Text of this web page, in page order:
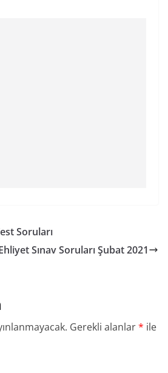
Soruları
Sınav Soruları Şubat 2021
Gerekli alanlar* ile